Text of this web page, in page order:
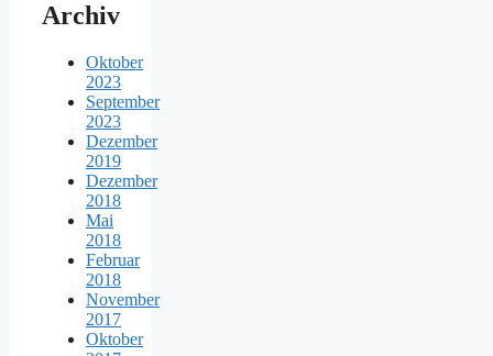
Archiv
Oktober
2023
September
2023
Dezember
2019
Dezember
2018
Mai
2018
Februar
2018
November
2017
Oktober